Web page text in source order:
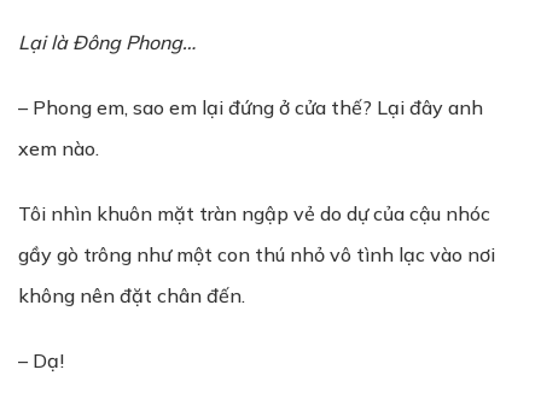
Lại là Đông Phong…
– Phong em, sao em lại đứng ở cửa thế? Lại đây anh
xem nào.
Tôi nhìn khuôn mặt tràn ngập vẻ do dự của cậu nhóc
gầy gò trông như một con thú nhỏ vô tình lạc vào nơi
không nên đặt chân đến.
– Dạ!